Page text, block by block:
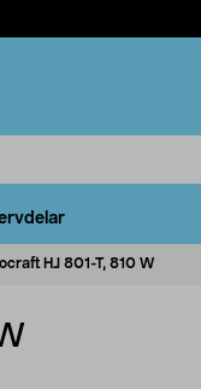
HJ 801-T, 810 W